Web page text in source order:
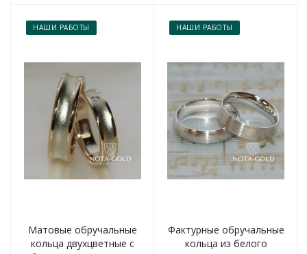
НАШИ РАБОТЫ
Матовые обручальные
кольца двухцветные с
НАШИ РАБОТЫ
Фактурные обручальные
кольца из белого